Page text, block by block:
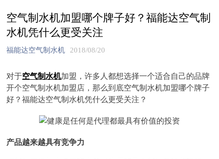
空气制水机加盟哪个牌子好？福能达空气制
水机凭什么更受关注
福能达空气制水机 2018/08/20
对于空气制水机加盟，许多人都想选择一个适合自己的品牌
开个空气制水机加盟店，那么到底空气制水机加盟哪个牌子
好？福能达空气制水机凭什么更受关注？
产品越来越具有竞争力